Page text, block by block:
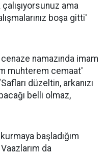
ama
boşa gitti'
namazında imam
muhterem cemaat'
düzeltin, arkanızı
belli olmaz,
başladığım
da